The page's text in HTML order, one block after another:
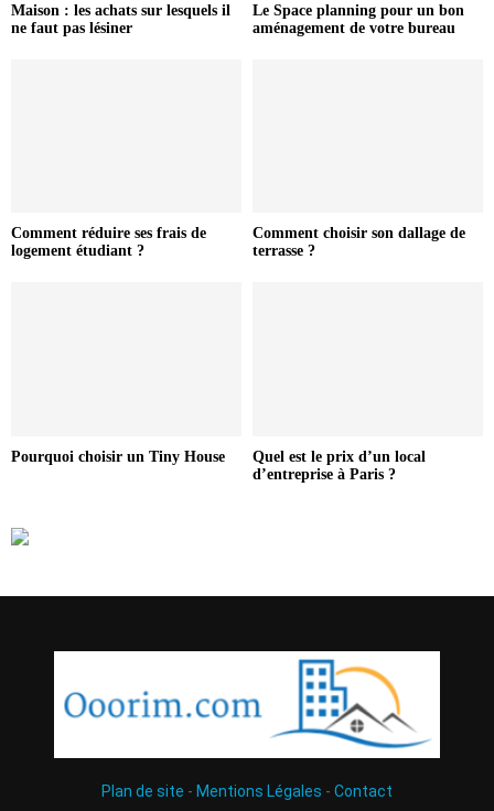
Maison : les achats sur lesquels il
ne faut pas lésiner
Le Space planning pour un bon
aménagement de votre bureau
Comment réduire ses frais de
logement étudiant ?
Comment choisir son dallage de
terrasse ?
Pourquoi choisir un Tiny House
Quel est le prix d’un local
d’entreprise à Paris ?
Plan de site - Mentions Légales - Contact